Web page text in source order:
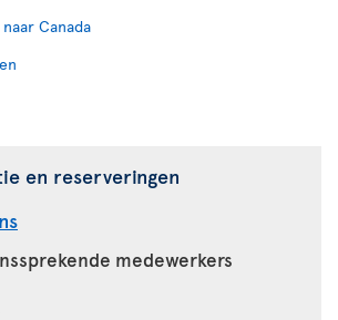
Canada
en reserveringen
medewerkers